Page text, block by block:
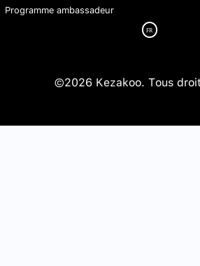
Programme ambassadeur
©2026 Kezakoo. Tous